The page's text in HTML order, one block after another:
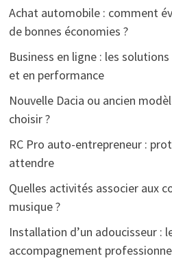
Achat automobile : comment
de bonnes économies ?
Business en ligne : les
et en performance
Nouvelle Dacia ou ancien
choisir ?
RC Pro auto-entrepreneur :
attendre
Quelles activités associer aux
musique ?
Installation d’un adoucisseur :
accompagnement